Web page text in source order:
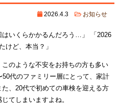
2026.4.3 お知らせ
はいくらかかるんだろう…」 「2026
けど、本当？」
のような不安をお持ちの方も多い
代のファミリー層にとって、家計
、20代で初めての車検を迎える方
てしまいますよね。